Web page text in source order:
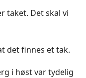
taket. Det skal vi
det finnes et tak.
i høst var tydelig